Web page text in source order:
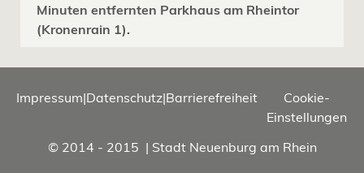
Minuten entfernten Parkhaus am Rheintor
(Kronenrain 1).
Impressum|Datenschutz|Barrierefreiheit
Cookie-
Einstellungen
© 2014 - 2015 | Stadt Neuenburg am Rhein